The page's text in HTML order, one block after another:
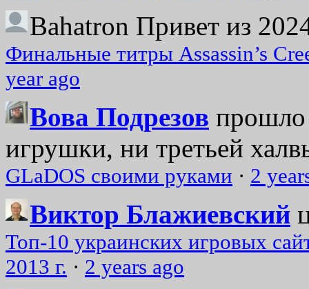
Bahatron Привет из
Финальные титры Assassin’s
year ago
Вова Подрезов прошло
игрушки, ни третьей
GLaDOS своими руками · 2
Виктор Блажиевский
Топ-10 украинских игровых
2013 г. · 2 years ago